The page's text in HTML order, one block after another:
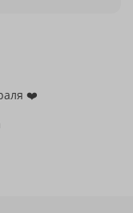
❤️